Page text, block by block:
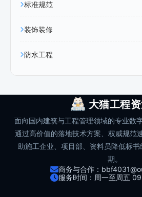
标准规范
装饰装修
防水工程
大猫工程
面向国内建筑与工程管理领域的专业数
通过高价值的落地技术方案、权威规范
助施工企业、项目部、资料员降低标
期。
商务与合作：
服务时间：周一至周五